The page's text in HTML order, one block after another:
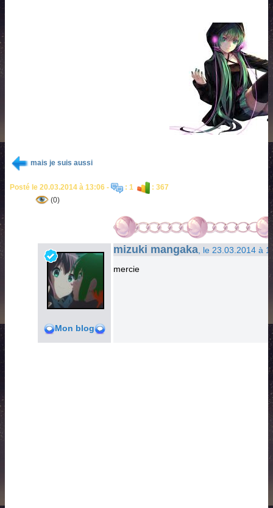
mais je suis aussi
Posté le 20.03.2014 à 13:06 - : 1
: 367
(0)
Mon blog
mizuki mangaka , le 23.03.2014 à
mercie